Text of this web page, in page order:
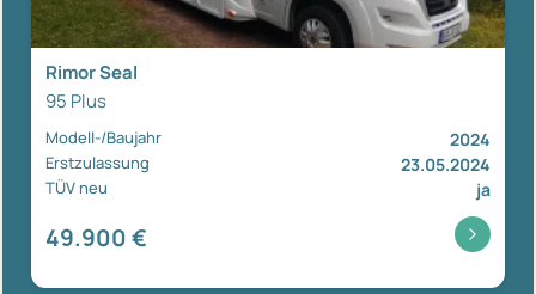
Rimor Seal
95 Plus
Modell-/Baujahr 2024
Erstzulassung 23.05.2024
TÜV neu ja
49.900 €